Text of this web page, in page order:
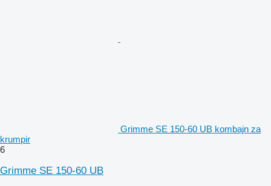
Grimme SE 150-60 UB kombajn za
krumpir
6
Grimme SE 150-60 UB